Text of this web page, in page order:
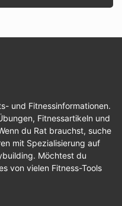
und Fitnessinformationen.
Fitnessartikeln und
du Rat brauchst, suche
mit Spezialisierung auf
Möchtest du
von vielen Fitness-Tools